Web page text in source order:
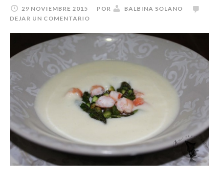
29 NOVIEMBRE 2015 POR
BALBINA SOLANO
DEJAR UN COMENTARIO